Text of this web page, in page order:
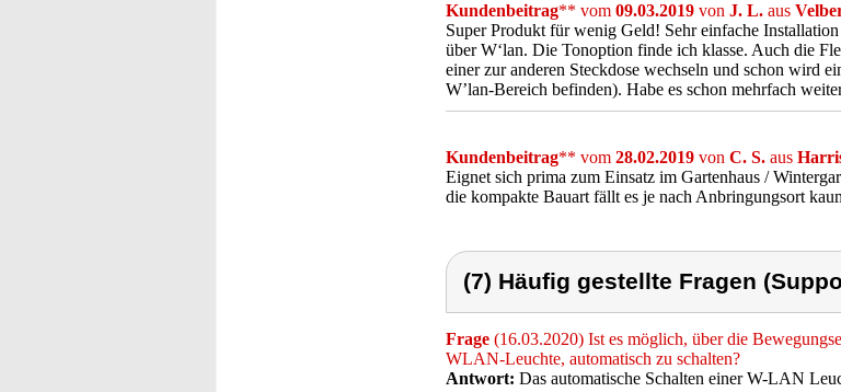
Kundenbeitrag** vom 09.03.2019 von J. L. aus
Super Produkt für wenig Geld! Sehr einfache
über W‘lan. Die Tonoption finde ich klasse. Auch die
einer zur anderen Steckdose wechseln und schon wird
W’lan-Bereich befinden). Habe es schon mehrfach
Kundenbeitrag** vom 28.02.2019 von C. S. aus
Eignet sich prima zum Einsatz im Gartenhaus /
die kompakte Bauart fällt es je nach Anbringungsort
(7) Häufig gestellte Fragen
Frage (16.03.2020) Ist es möglich, über die
WLAN-Leuchte, automatisch zu schalten?
Antwort: Das automatische Schalten einer W-LAN